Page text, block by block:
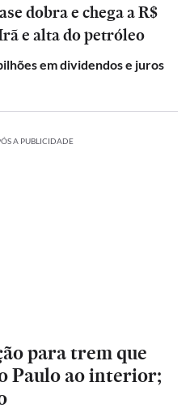
dobra e chega a R$
e alta do petróleo
em dividendos e juros
A PUBLICIDADE
para trem que
Paulo ao interior;